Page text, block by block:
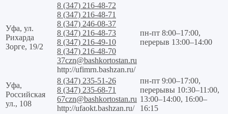
Уфа, ул.
Рихарда
Зорге, 19/2
8 (347) 216-48-72
8 (347) 216-48-71
8 (347) 246-08-37
8 (347) 216-48-73
8 (347) 216-49-10
8 (347) 216-48-70
37czn@bashkortostan.ru
http://ufimrn.bashzan.ru/
пн-пт 8:00–17:00,
перерыв 13:00–14:00
Уфа,
Российская
ул., 108
8 (347) 235-51-26
8 (347) 235-68-71
67czn@bashkortostan.ru
http://ufaokt.bashzan.ru/
пн-пт 9:00–17:00,
перерывы 10:30–11:00,
13:00–14:00, 16:00–
16:15